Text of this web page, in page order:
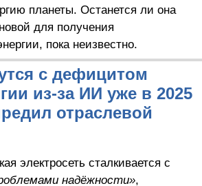
планеты. Останется ли она
для получения
пока неизвестно.
с дефицитом
из-за ИИ уже в 2025
отраслевой
электросеть сталкивается с
надёжности»,